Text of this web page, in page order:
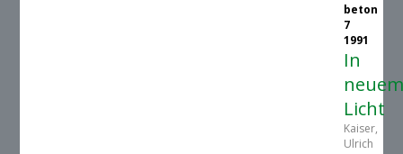
beton
7
1991
In
Licht
Kaiser,
Ulrich